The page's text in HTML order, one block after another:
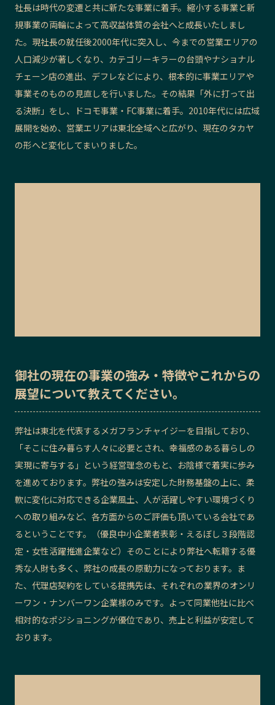
社長は時代の変遷と共に新たな事業に着手。縮小する事業と新
規事業の両輪によって高収益体質の会社へと成長いたしまし
た。現社長の就任後2000年代に突入し、今までの営業エリアの
人口減少が著しくなり、カテゴリーキラーの台頭やナショナル
チェーン店の進出、デフレなどにより、根本的に事業エリアや
事業そのものの見直しを行いました。その結果「外に打って出
る決断」をし、ドコモ事業・FC事業に着手。2010年代には広域
展開を始め、営業エリアは東北全域へと広がり、現在のタカヤ
の形へと変化してまいりました。
御社の現在の事業の強み・特徴やこれからの
展望について教えてください。
弊社は東北を代表するメガフランチャイジーを目指しており、
「そこに住み暮らす人々に必要とされ、幸福感のある暮らしの
実現に寄与する」という経営理念のもと、お陰様で着実に歩み
を進めております。弊社の強みは安定した財務基盤の上に、柔
軟に変化に対応できる企業風土、人が活躍しやすい環境づくり
への取り組みなど、各方面からのご評価も頂いている会社であ
るということです。（優良中小企業者表彰・えるぼし３段階認
定・女性活躍推進企業など）そのことにより弊社へ転籍する優
秀な人財も多く、弊社の成長の原動力になっております。ま
た、代理店契約をしている提携先は、それぞれの業界のオンリ
ーワン・ナンバーワン企業様のみです。よって同業他社に比べ
相対的なポジショニングが優位であり、売上と利益が安定して
おります。